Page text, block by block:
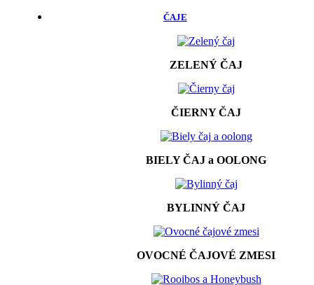
ČAJE
ZELENÝ ČAJ
ČIERNY ČAJ
BIELY ČAJ a OOLONG
BYLINNÝ ČAJ
OVOCNÉ ČAJOVÉ ZMESI